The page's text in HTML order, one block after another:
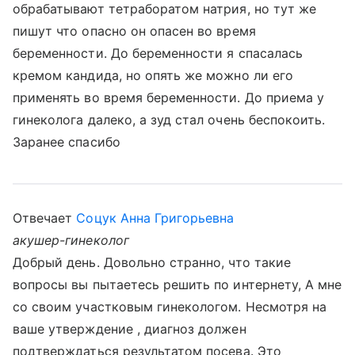
обрабатывают тетраборатом натрия, но тут же
пишут что опасно он опасен во время
беременности. До беременности я спасалась
кремом кандида, но опять же можно ли его
применять во время беременности. До приема у
гинеколога далеко, а зуд стал очень беспокоить.
Заранее спасибо
Отвечает Соцук Анна Григорьевна
акушер-гинеколог
Добрый день. Довольно странно, что такие
вопросы вы пытаетесь решить по интернету, А мне
со своим участковым гинекологом. Несмотря на
ваше утверждение , диагноз должен
подтверждаться результатом посева. Это